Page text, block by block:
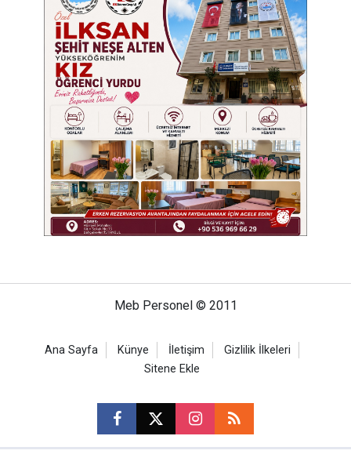
Meb Personel © 2011
Ana Sayfa Künye İletişim
Gizlilik İlkeleri
Sitene Ekle